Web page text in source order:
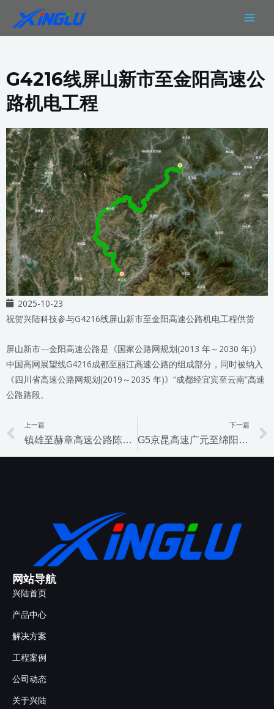
内
G4216线屏山新市至金阳高速公
路机电工程
2025-10-23
祝贺兴陆科技参与G4216线屏山新市至金阳高速公路机电工程供货
屏山新市—金阳高速公路是《国家公路网规划(2013 年～2030 年)》
中国高网展望线G4216成都至丽江高速公路的组成部分，同时被纳入
《四川省高速公路网规划(2019～2035 年)》“成都经宜宾至云南”高速
公路路段。
Prev
上一篇
镇雄至赫章高速公路陈贝屯至煤灰堡(云南境内)段镇雄南服务区项目
下一篇
G5京昆高速广元至绵阳段扩容工程施工总承包机电工程
网站导航
兴陆首页
产品中心
解决方案
工程案例
公司动态
关于兴陆